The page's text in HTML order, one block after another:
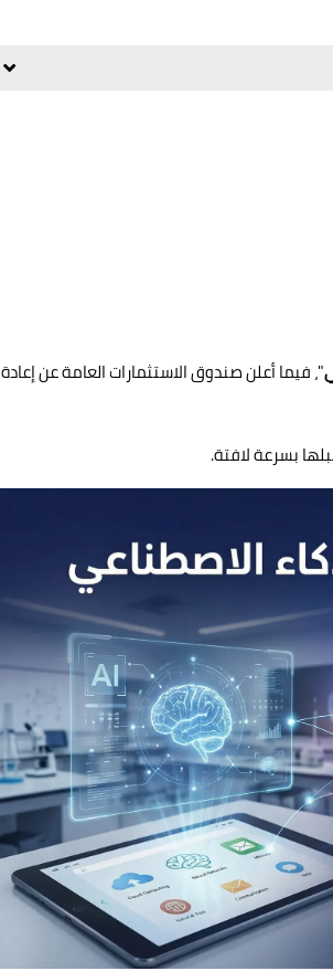
"، فيما أعلن صندوق الاستثمارات العامة عن إعادة
بسرعة لافتة.